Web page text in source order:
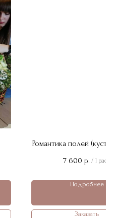
Романтика полей
7 600 р. / 1 pack
Подробнее
Заказать